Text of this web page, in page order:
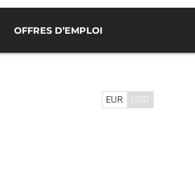
OFFRES D’EMPLOI
EUR USD